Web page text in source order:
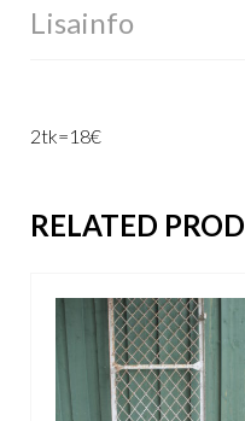
Lisainfo
2tk=18€
RELATED